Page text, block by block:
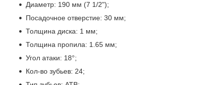
Диаметр: 190 мм (7 1/2");
Посадочное отверстие: 30 мм;
Толщина диска: 1 мм;
Толщина пропила: 1.65 мм;
Угол атаки: 18°;
Кол-во зубьев: 24;